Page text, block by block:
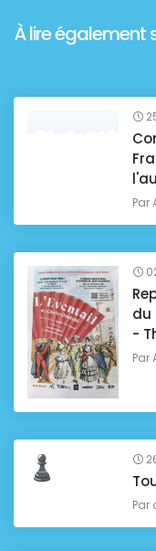
À lire également
Par
du
-
Par
Par